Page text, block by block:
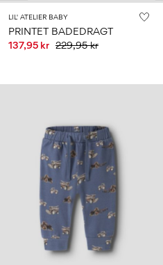
LIL' ATELIER BABY
PRINTET BADEDRAGT
137,95 kr 229,95 kr